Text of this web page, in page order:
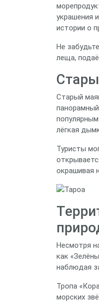
украшения
истории о
Не
леща,
Старый
лёгкая
Туристы
окрашивая
Несмотря
как
наблюдая
Тропа
морских